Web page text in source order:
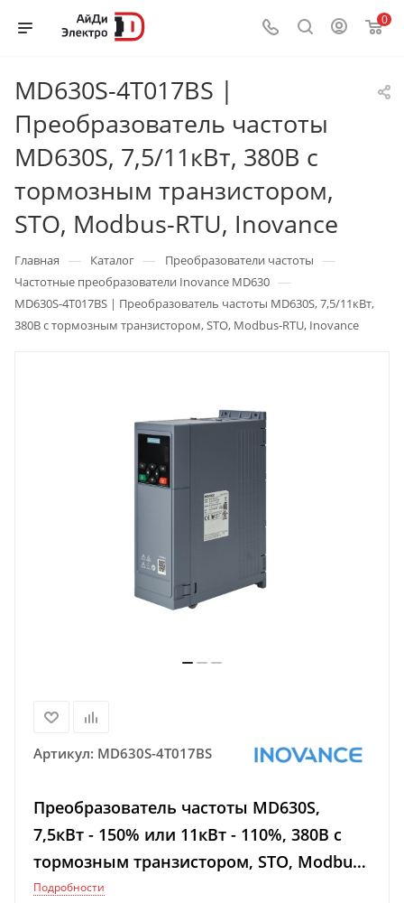
0
MD630S-4T017BS |
Преобразователь частоты
MD630S, 7,5/11кВт, 380В с
тормозным транзистором,
STO, Modbus-RTU, Inovance
Главная — Каталог — Преобразователи частоты —
Частотные преобразователи Inovance MD630 —
MD630S-4T017BS | Преобразователь частоты MD630S, 7,5/11кВт,
380В с тормозным транзистором, STO, Modbus-RTU, Inovance
Артикул: MD630S-4T017BS
Преобразователь частоты MD630S,
7,5кВт - 150% или 11кВт - 110%, 380В с
тормозным транзистором, STO, Modbus-
RTU
Подробности